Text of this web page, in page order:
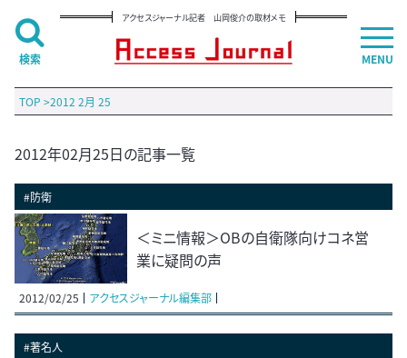
アクセスジャーナル記者 山岡俊介の取材メモ
TOP >2012 2月 25
2012年02月25日の記事一覧
#防衛
＜ミニ情報＞OBの自衛隊向けコネ営
業に疑問の声
2012/02/25 アクセスジャーナル編集部
#著名人
MENU
検索